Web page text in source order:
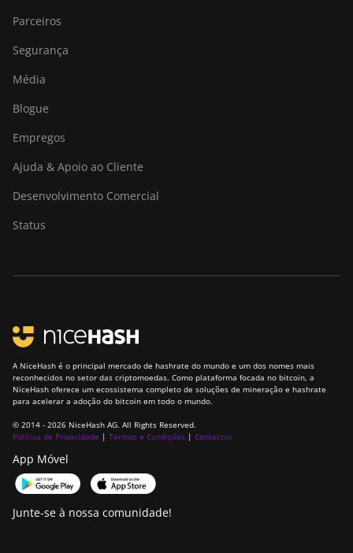
Parceiros
Segurança
Média
Blogue
Empregos
Ajuda & Apoio ao Cliente
Desenvolvimento Comercial
Status
A NiceHash é o principal mercado de hashrate do mundo e um dos nomes mais
reconhecidos no setor das criptomoedas. Como plataforma focada no bitcoin, a
NiceHash oferece um ecossistema completo de soluções de mineração e hashrate
para acelerar a adoção do bitcoin em todo o mundo.
© 2014 - 2026 NiceHash AG. All Rights Reserved.
Política de Privacidade | Termos e Condições | Contactos
App Móvel
Junte-se à nossa comunidade!